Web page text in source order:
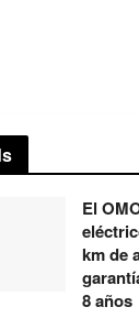
El
km de
8 años